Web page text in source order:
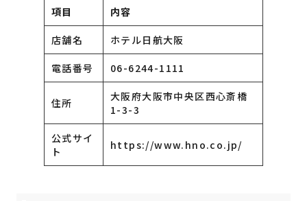
項目 内容
店舗名 ホテル日航大阪
電話番号 06-6244-1111
住所
大阪府大阪市中央区西心斎橋
1-3-3
公式サイ
ト
https://www.hno.co.jp/